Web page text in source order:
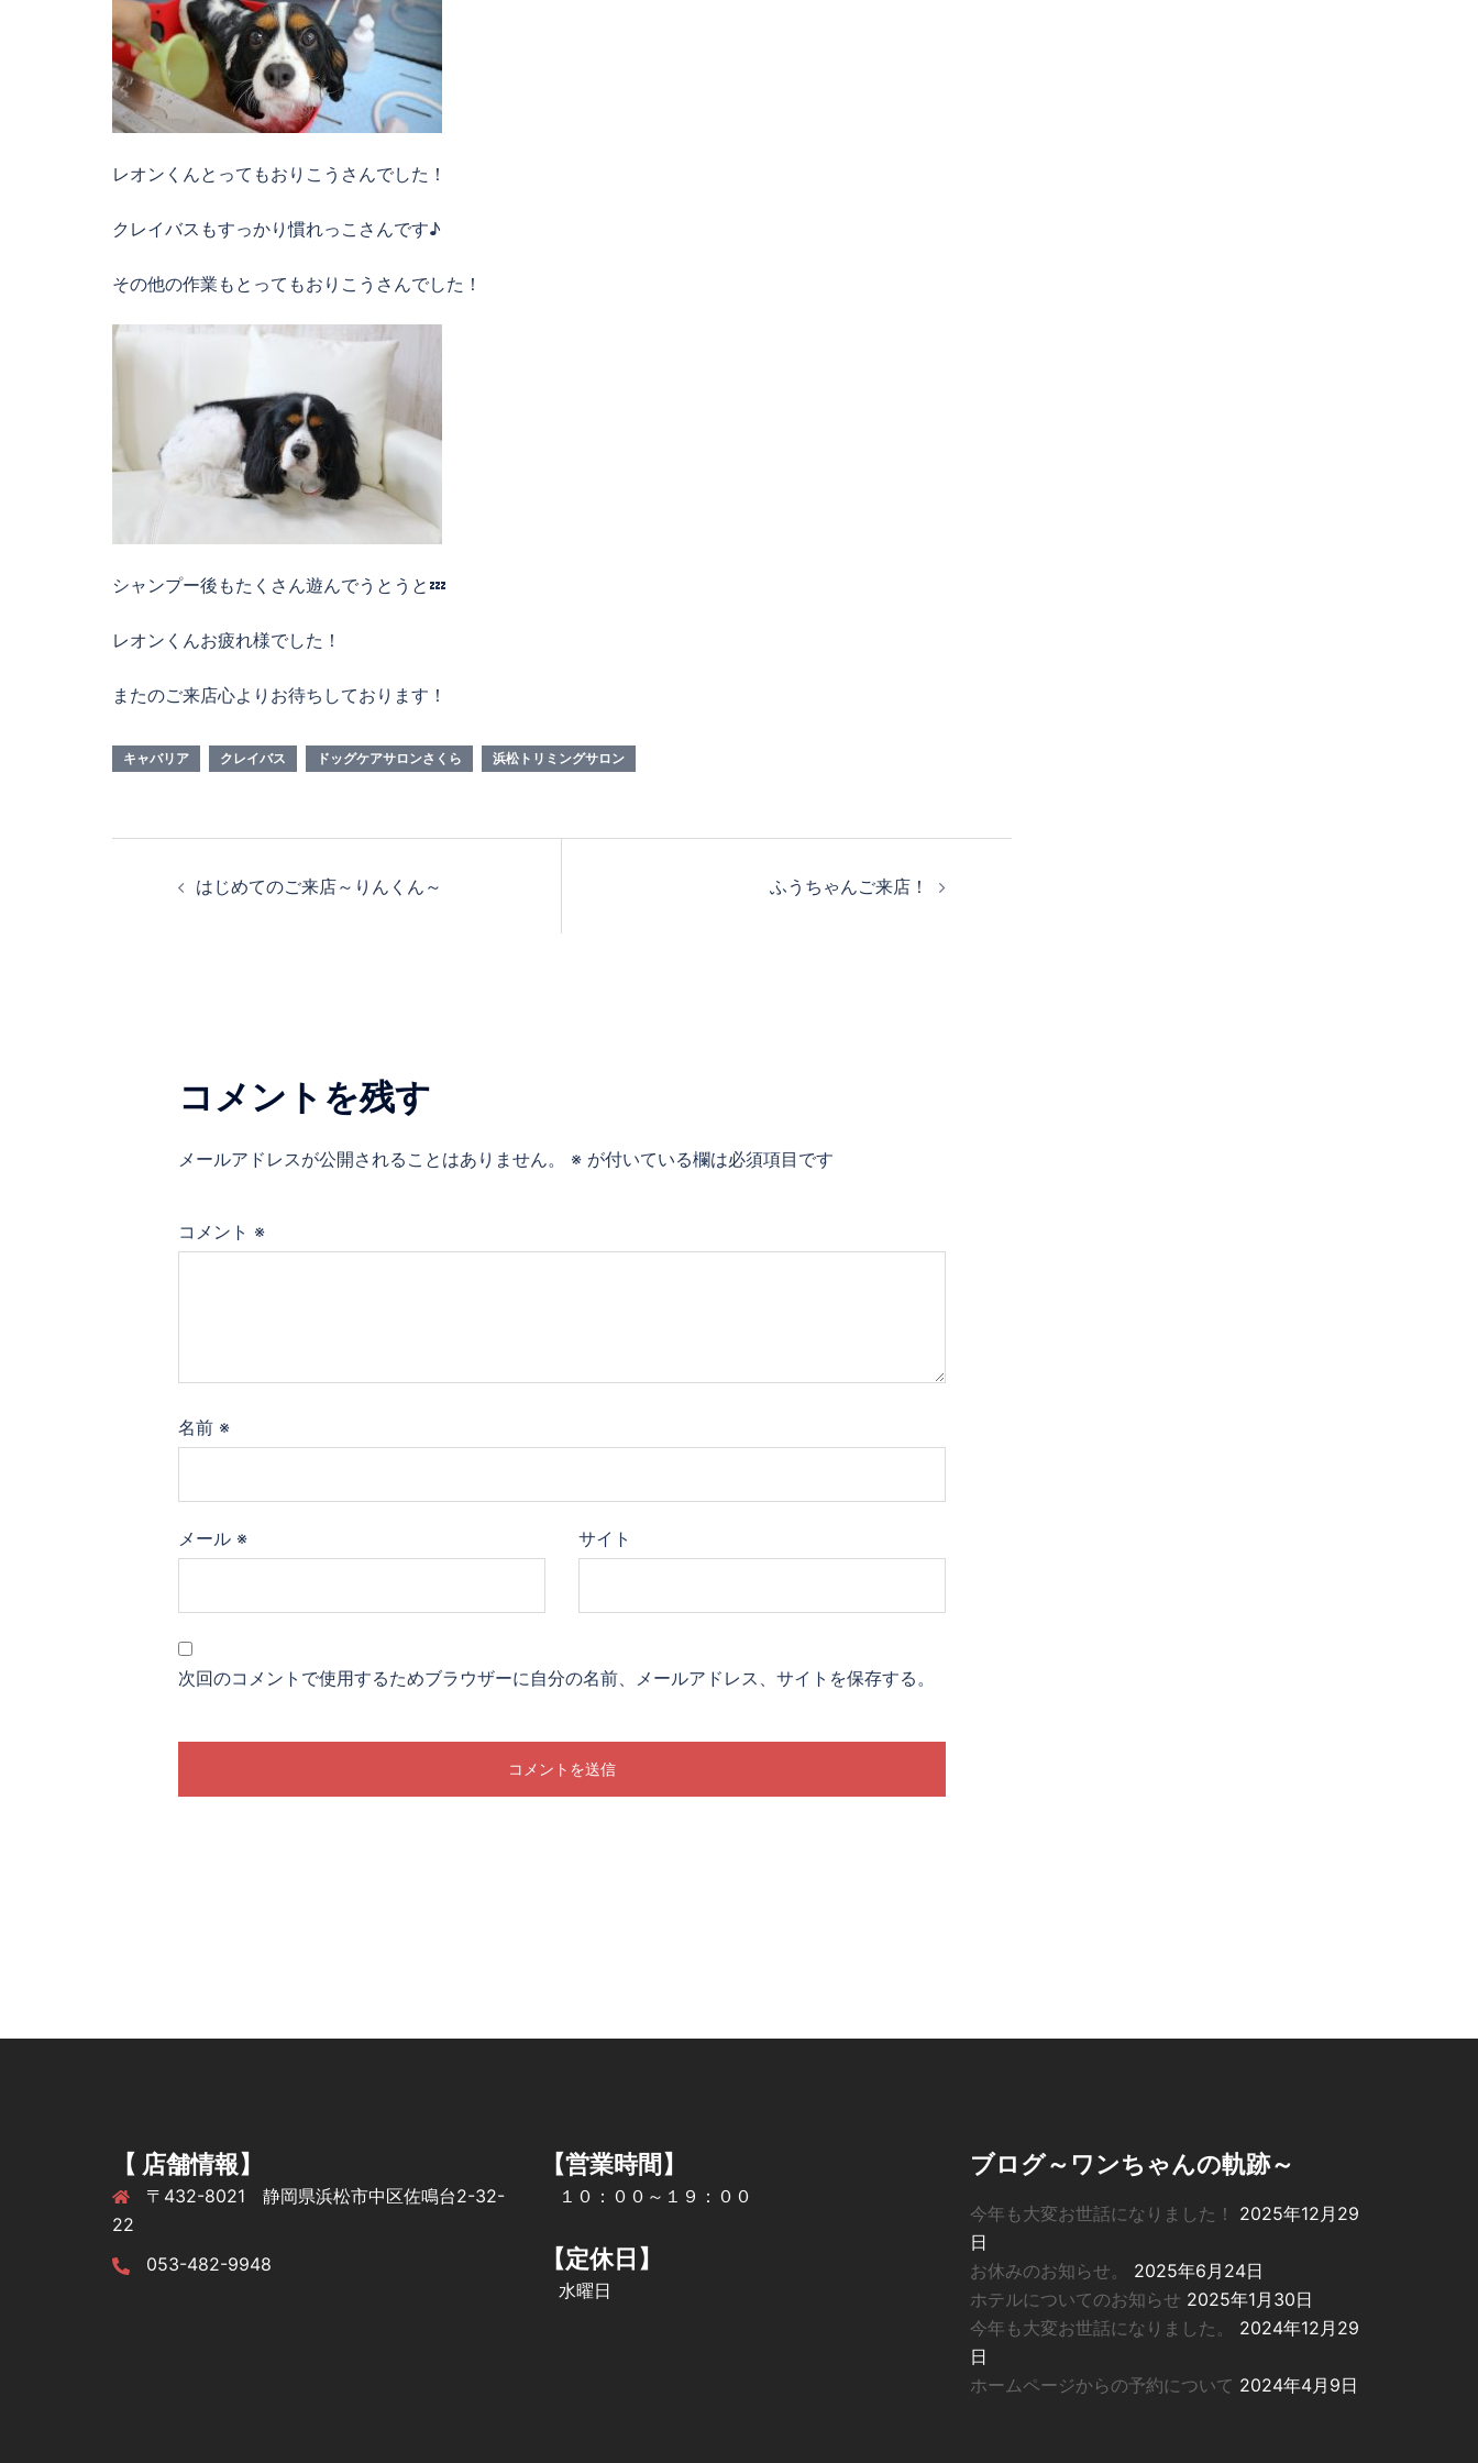
レオンくんとってもおりこうさんでした！
クレイバスもすっかり慣れっこさんです♪
その他の作業もとってもおりこうさんでした！
シャンプー後もたくさん遊んでうとうと💤
レオンくんお疲れ様でした！
またのご来店心よりお待ちしております！
キャバリア クレイバス ドッグケアサロンさくら 浜松トリミングサロン
はじめてのご来店～りんくん～ ふうちゃんご来店！
コメントを残す
メールアドレスが公開されることはありません。 ※ が付いている欄は必須項目です
コメント ※
名前 ※
メール ※ サイト
次回のコメントで使用するためブラウザーに自分の名前、メールアドレス、サイトを保存する。
【 店舗情報】
〒432-8021 静岡県浜松市中区佐鳴台2-32-
22
053-482-9948
【営業時間】
１０：００～１９：００
【定休日】
水曜日
ブログ～ワンちゃんの軌跡～
今年も大変お世話になりました！
2025年12月29
日
お休みのお知らせ。
2025年6月24日
ホテルについてのお知らせ 2025年1月30日
今年も大変お世話になりました。
2024年12月29
日
ホームページからの予約について 2024年4月9日